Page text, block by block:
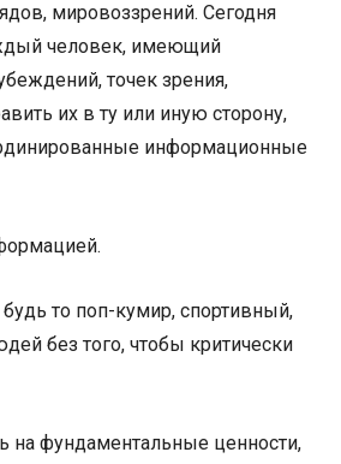
мировоззрений. Сегодня
человек, имеющий
точек зрения,
их в ту или иную сторону,
информационные
то поп-кумир, спортивный,
без того, чтобы критически
на фундаментальные ценности,